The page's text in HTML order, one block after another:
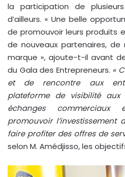
la participation de
d’ailleurs. « Une belle
de promouvoir leurs produits
de nouveaux partenaires,
marque », ajoute-t-il avant
du Gala des Entrepreneurs. «
et de rencontre aux
plateforme de visibilité aux
échanges commerciaux
promouvoir
faire profiter des offres de
selon M. Amédjisso, les